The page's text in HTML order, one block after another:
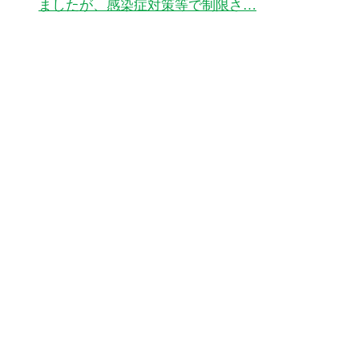
ましたが、感染症対策等で制限さ…